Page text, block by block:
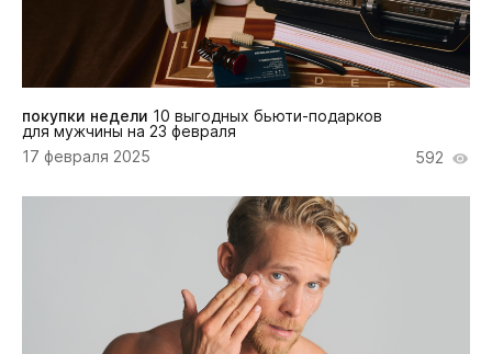
покупки недели 10 выгодных бьюти-подарков
для мужчины на 23 февраля
17 февраля 2025
592